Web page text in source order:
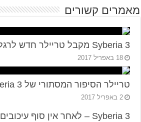
מאמרים קשורים
Syberia 3 מקבל טריילר חדש לרגל השקתו
18 באפריל 2017
טריילר הסיפור המסתורי של Syberia 3 שוחרר
2 באפריל 2017
Syberia 3 – לאחר אין סוף עיכובים, טריילר חדש